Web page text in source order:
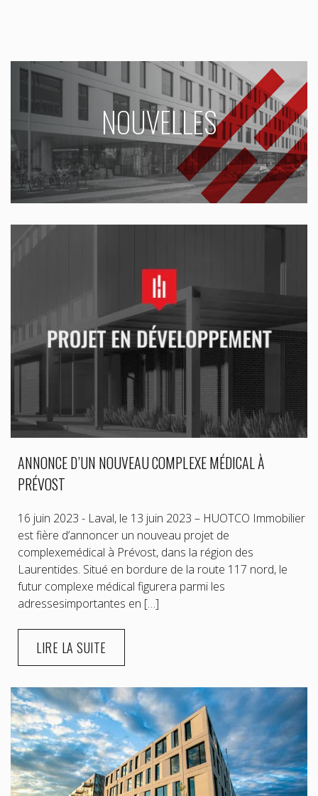
NOUVELLES
ANNONCE D’UN NOUVEAU COMPLEXE MÉDICAL À
PRÉVOST
16 juin 2023 - Laval, le 13 juin 2023 – HUOTCO Immobilier
est fière d’annoncer un nouveau projet de
complexemédical à Prévost, dans la région des
Laurentides. Situé en bordure de la route 117 nord, le
futur complexe médical figurera parmi les
adressesimportantes en […]
LIRE LA SUITE